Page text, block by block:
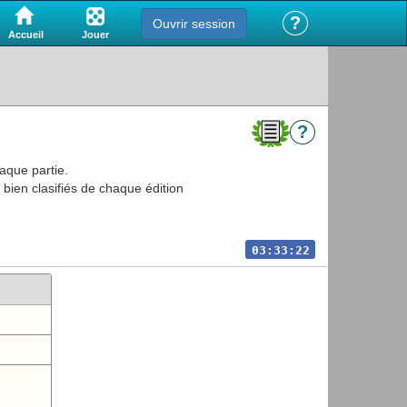
Accueil Jouer
Ouvrir session ?
partie.
clasifiés de chaque édition
?
03:33:22